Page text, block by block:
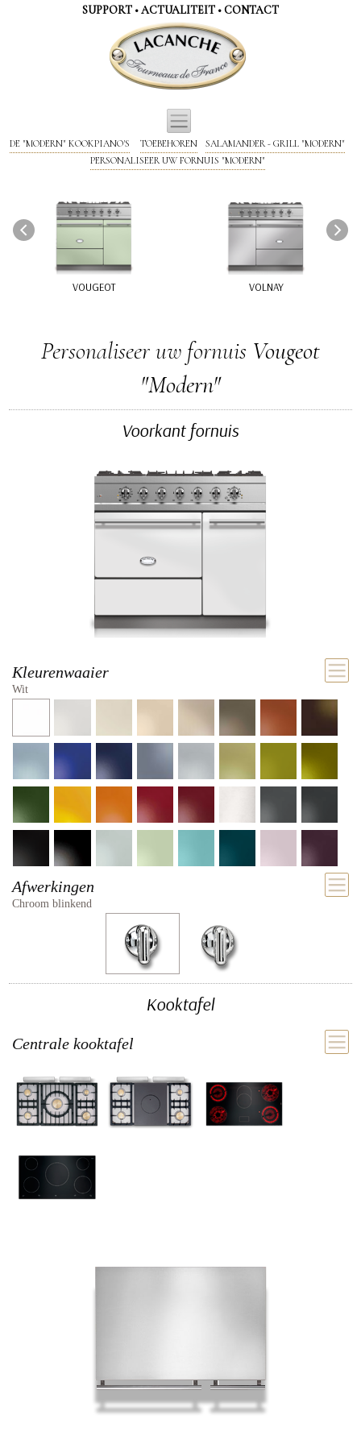
SUPPORT •ACTUALITEIT •CONTACT
DE "MODERN" KOOKPIANO'S TOEBEHOREN
SALAMANDER - GRILL "MODERN"
PERSONALISEER UW FORNUIS "MODERN"
Personaliseer uw fornuis Vougeot
"Modern"
Voorkant fornuis
Kleurenwaaier
Wit
Afwerkingen
Chroom blinkend
Kooktafel
Centrale kooktafel
Cookies beheer paneel